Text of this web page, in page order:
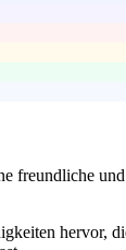
freundliche
hervor,